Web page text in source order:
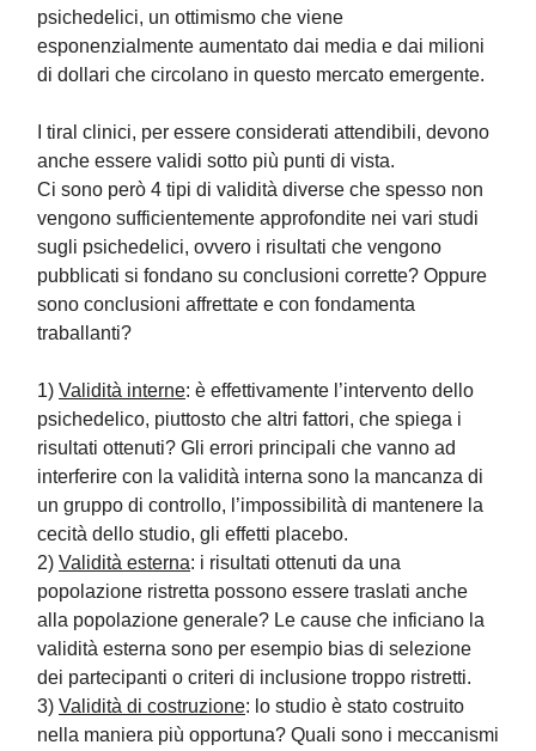
psichedelici, un ottimismo che viene
esponenzialmente aumentato dai media e dai milioni
di dollari che circolano in questo mercato emergente.
I tiral clinici, per essere considerati attendibili, devono
anche essere validi sotto più punti di vista.
Ci sono però 4 tipi di validità diverse che spesso non
vengono sufficientemente approfondite nei vari studi
sugli psichedelici, ovvero i risultati che vengono
pubblicati si fondano su conclusioni corrette? Oppure
sono conclusioni affrettate e con fondamenta
traballanti?
1) Validità interne: è effettivamente l’intervento dello
psichedelico, piuttosto che altri fattori, che spiega i
risultati ottenuti? Gli errori principali che vanno ad
interferire con la validità interna sono la mancanza di
un gruppo di controllo, l’impossibilità di mantenere la
cecità dello studio, gli effetti placebo.
2) Validità esterna: i risultati ottenuti da una
popolazione ristretta possono essere traslati anche
alla popolazione generale? Le cause che inficiano la
validità esterna sono per esempio bias di selezione
dei partecipanti o criteri di inclusione troppo ristretti.
3) Validità di costruzione: lo studio è stato costruito
nella maniera più opportuna? Quali sono i meccanismi